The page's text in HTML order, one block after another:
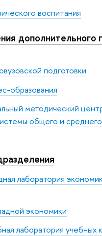
воспитания
дополнительного
подготовки
образования
методический
общего и
лаборатория
экономики
лаборатория учебных